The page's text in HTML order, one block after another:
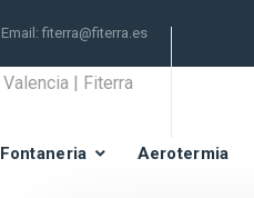
Email: fiterra@fiterra.es
Fontaneria Aerotermia